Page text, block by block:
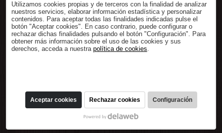
DescargarCatálogo
Utilizamos cookies propias y de terceros con la finalidad de analizar
nuestros servicios, elaborar información estadística y personalizar
contenidos. Para aceptar todas las finalidades indicadas pulse el
botón "Aceptar cookies". En caso contrario, puede configurar o
rechazar dichas finalidades pulsando el botón "Configuración". Para
obtener más información sobre el uso de las cookies y sus
derechos, acceda a nuestra política de cookies.
Aceptar cookies Rechazar cookies Configuración